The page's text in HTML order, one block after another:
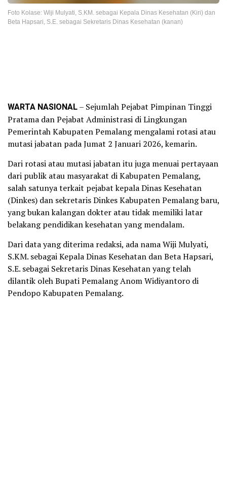
Foto Kolase: Wiji Mulyati, S.KM. sebagai Kepala Dinas Kesehatan (Kiri) dan
Beta Hapsari, S.E. sebagai Sekretaris Dinas Kesehatan (kanan)
WARTA NASIONAL– Sejumlah Pejabat Pimpinan Tinggi
Pratama dan Pejabat Administrasi di Lingkungan
Pemerintah Kabupaten Pemalang mengalami rotasi atau
mutasi jabatan pada Jumat 2 Januari 2026, kemarin.
Dari rotasi atau mutasi jabatan itu juga menuai pertayaan
dari publik atau masyarakat di Kabupaten Pemalang,
salah satunya terkait pejabat kepala Dinas Kesehatan
(Dinkes) dan sekretaris Dinkes Kabupaten Pemalang baru,
yang bukan kalangan dokter atau tidak memiliki latar
belakang pendidikan kesehatan yang mendalam.
Dari data yang diterima redaksi, ada nama Wiji Mulyati,
S.KM. sebagai Kepala Dinas Kesehatan dan Beta Hapsari,
S.E. sebagai Sekretaris Dinas Kesehatan yang telah
dilantik oleh Bupati Pemalang Anom Widiyantoro di
Pendopo Kabupaten Pemalang.